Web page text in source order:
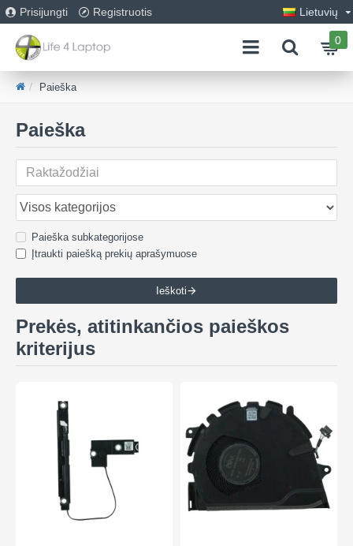
Prisijungti Registruotis Lietuvių
0
Paieška
Paieška
Paieška subkategorijose
Įtraukti paiešką prekių aprašymuose
Ieškoti
Prekės, atitinkančios paieškos
kriterijus